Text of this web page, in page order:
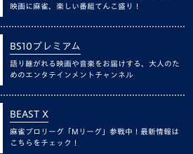
映画に麻雀、楽しい番組てんこ盛り！
BS10プレミアム
語り継がれる映画や音楽をお届けする、大人のた
めのエンタテインメントチャンネル
BEAST X
麻雀プロリーグ「Mリーグ」参戦中！最新情報は
こちらをチェック！